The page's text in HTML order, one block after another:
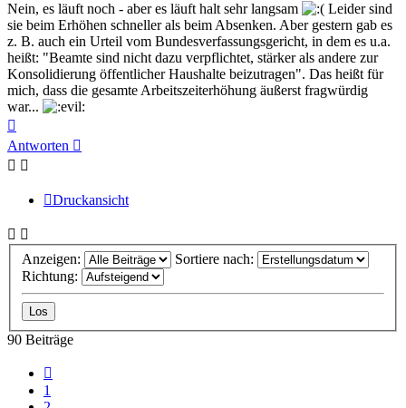
Nein, es läuft noch - aber es läuft halt sehr langsam
Leider sind
sie beim Erhöhen schneller als beim Absenken. Aber gestern gab es
z. B. auch ein Urteil vom Bundesverfassungsgericht, in dem es u.a.
heißt: "Beamte sind nicht dazu verpflichtet, stärker als andere zur
Konsolidierung öffentlicher Haushalte beizutragen". Das heißt für
mich, dass die gesamte Arbeitszeiterhöhung äußerst fragwürdig
war...
oben
Antworten
Druckansicht
Anzeigen:
Sortiere nach:
Richtung:
90 Beiträge
1